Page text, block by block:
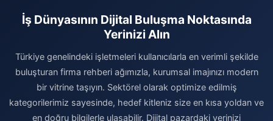
İş Dünyasının Dijital Buluşma Noktasında
Yerinizi Alın
Türkiye genelindeki işletmeleri kullanıcılarla en verimli şekilde
buluşturan firma rehberi ağımızla, kurumsal imajınızı modern
bir vitrine taşıyın. Sektörel olarak optimize edilmiş
kategorilerimiz sayesinde, hedef kitleniz size en kısa yoldan ve
en doğru bilgilerle ulaşabilir. Dijital pazardaki yerinizi